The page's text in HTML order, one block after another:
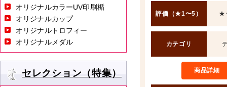
評価（★1〜5）
カテゴリ
商品詳細
オリジナルカラーUV印刷楯
オリジナルカップ
オリジナルトロフィー
オリジナルメダル
セレクション（特集）